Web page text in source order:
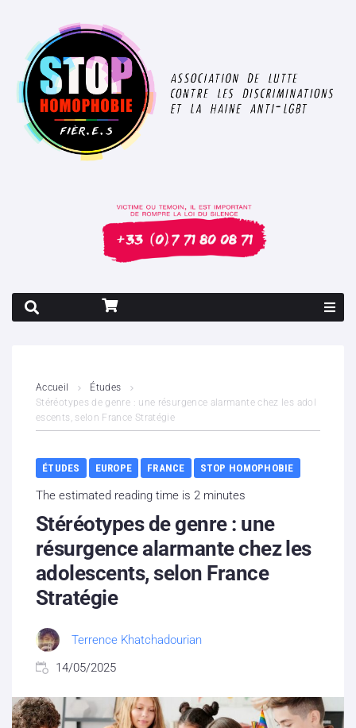
Contenus litigieux
Nous soutenir
Boutique
Partenaires
Contacts
Accueil
Études
Stéréotypes de genre : une résurgence alarmante chez les adol
escents, selon France Stratégie
ÉTUDES EUROPE FRANCE STOP HOMOPHOBIE
The estimated reading time is 2 minutes
Stéréotypes de genre : une
résurgence alarmante chez les
adolescents, selon France
Stratégie
Terrence Khatchadourian
14/05/2025